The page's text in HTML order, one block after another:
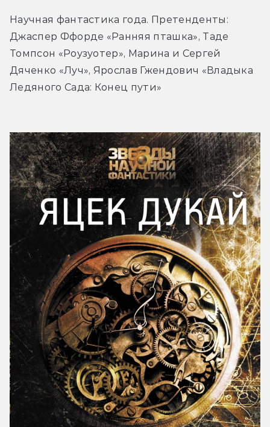
Научная фантастика года. Претенденты:
Джаспер Ффорде «Ранняя пташка», Таде
Томпсон «Роузуотер», Марина и Сергей
Дяченко «Луч», Ярослав Гжендович «Владыка
Ледяного Сада: Конец пути»